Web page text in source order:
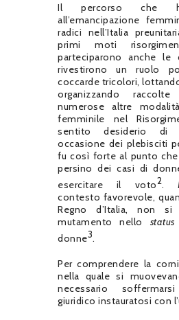
Il percorso che
all’emancipazione
radici nell’Italia
primi moti
parteciparono anche le
rivestirono un ruolo
coccarde tricolori,
organizzando
numerose altre
femminile nel
sentito desiderio di
occasione dei plebisciti
fu così forte al punto
persino dei casi di
esercitare il voto2.
contesto favorevole,
Regno d’Italia, non si
mutamento nello
donne3.
Per comprendere la
nella quale si
necessario
giuridico instauratosi con